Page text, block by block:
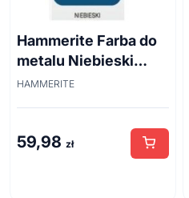
Hammerite Farba do
metalu Niebieski
połysk 0,7 l
HAMMERITE
59,98 zł